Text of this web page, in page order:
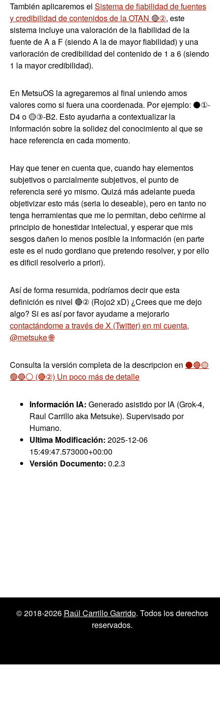
También aplicaremos el Sistema de fiabilidad de fuentes
y credibilidad de contenidos de la OTAN 🔴②, este
sistema incluye una valoración de la fiabilidad de la
fuente de A a F (siendo A la de mayor fiabilidad) y una
varloración de credibilidad del contenido de 1 a 6 (siendo
1 la mayor credibilidad).
En MetsuOS la agregaremos al final uniendo amos
valores como si fuera una coordenada. Por ejemplo: ⚫①-
D4 o 🟡③-B2. Esto ayudarña a contextualizar la
información sobre la solidez del conocimiento al que se
hace referencia en cada momento.
Hay que tener en cuenta que, cuando hay elementos
subjetivos o parcialmente subjetivos, el punto de
referencia seré yo mismo. Quizá más adelante pueda
objetivizar esto más (seria lo deseable), pero en tanto no
tenga herramientas que me lo permitan, debo ceñirme al
principio de honestidar intelectual, y esperar que mis
sesgos dañen lo menos posible la información (en parte
este es el nudo gordiano que pretendo resolver, y por ello
es dificil resolverlo a priori).
Así de forma resumida, podríamos decir que esta
definición es nivel 🔴② (Rojo2 xD) ¿Crees que me dejo
algo? Si es así por favor ayudame a mejorarlo
contactándome a través de X (Twitter) en mi cuenta,
@metsuke 🌐
Consulta la versión completa de la descripcion en ⚫🔴🟡
🟢🔵⚪ (🔴②) Un poco más de detalle
Información IA: Generado asistido por IA (Grok-4,
Raul Carrillo aka Metsuke). Supervisado por
Humano.
Ultima Modificación: 2025-12-06
15:49:47.573000+00:00
Versión Documento: 0.2.3
© 2018-2026 Raúl Carrillo Garrido. Todos los derechos
reservados.